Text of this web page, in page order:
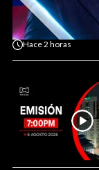
Hace2 horas